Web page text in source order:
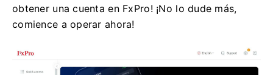
obtener una cuenta en FxPro! ¡No lo dude más,
comience a operar ahora!